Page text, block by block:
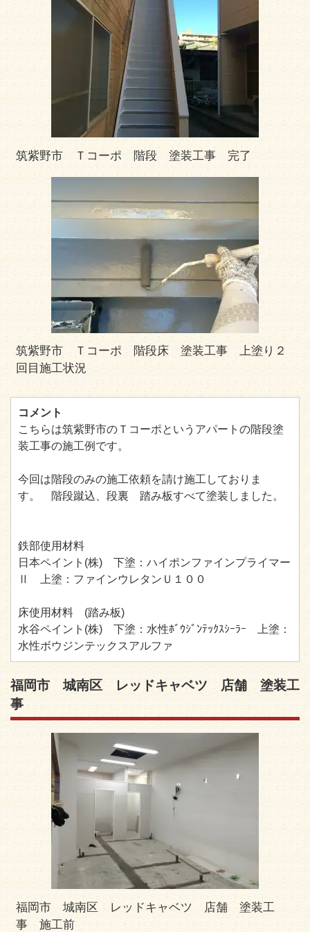
筑紫野市 Ｔコーポ 階段 塗装工事 完了
筑紫野市 Ｔコーポ 階段床 塗装工事 上塗り２
回目施工状況
コメント
こちらは筑紫野市のＴコーポというアパートの階段塗
装工事の施工例です。
今回は階段のみの施工依頼を請け施工しておりま
す。 階段蹴込、段裏 踏み板すべて塗装しました。
鉄部使用材料
日本ペイント(株) 下塗：ハイポンファインプライマー
Ⅱ 上塗：ファインウレタンＵ１００
床使用材料 (踏み板)
水谷ペイント(株) 下塗：水性ﾎﾞｳｼﾞﾝﾃｯｸｽｼｰﾗｰ 上塗：
水性ボウジンテックスアルファ
福岡市 城南区 レッドキャベツ 店舗 塗装工
事
福岡市 城南区 レッドキャベツ 店舗 塗装工
事 施工前